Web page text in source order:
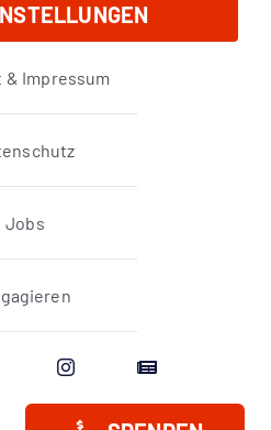
& Impressum
Jobs